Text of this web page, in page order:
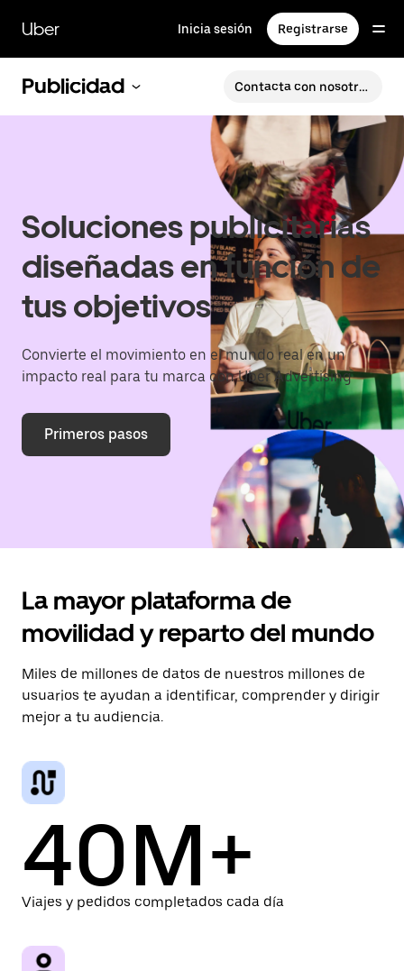
contenido
principal
Uber Inicia sesión Registrarse
Publicidad Contacta con nosotros
Soluciones publicitarias
diseñadas en función de
tus objetivos
Convierte el movimiento en el mundo real en un
impacto real para tu marca con Uber Advertising
Primeros pasos
La mayor plataforma de
movilidad y reparto del mundo
Miles de millones de datos de nuestros millones de
usuarios te ayudan a identificar, comprender y dirigir
mejor a tu audiencia.
40M+
Viajes y pedidos completados cada día